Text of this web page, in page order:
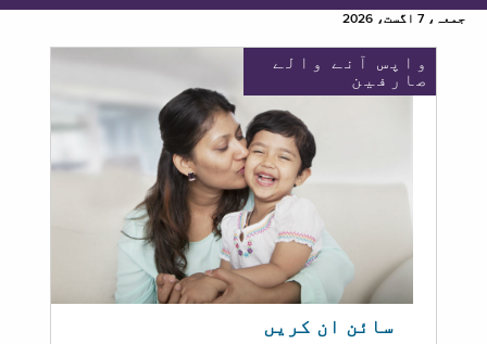
جمعہ، 7 اگست، 2026
واپس آنے والے
صارفین
سائن ان کریں